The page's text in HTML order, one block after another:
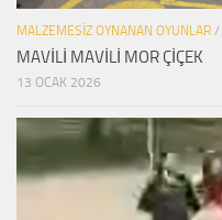
MALZEMESIZ OYNANAN OYUNLAR /
MAVİLİ MAVİLİ MOR ÇİÇEK
13 OCAK 2026